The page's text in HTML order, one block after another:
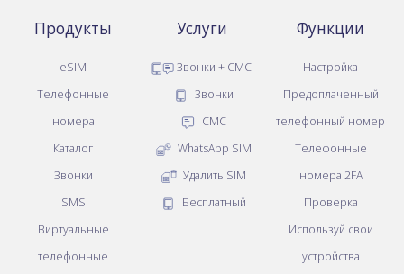
Продукты
eSIM
Телефонные
номера
Каталог
Звонки
SMS
Виртуальные
телефонные
Услуги
Звонки + СМС
Звонки
СМС
WhatsApp SIM
Удалить SIM
Бесплатный
Функции
Настройка
Предоплаченный
телефонный номер
Телефонные
номера 2FA
Проверка
Используй свои
устройства